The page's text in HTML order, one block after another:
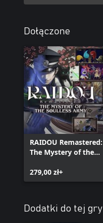
Dołączone
RAIDOU Remastered:
The Mystery of the
Cyfrowa edycja
deluxe
279,00 zł+
Dodatki do tej gry